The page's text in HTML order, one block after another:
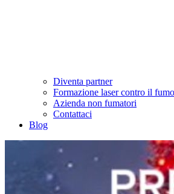
Diventa partner
Formazione laser contro il
Azienda non fumatori
Contattaci
Blog